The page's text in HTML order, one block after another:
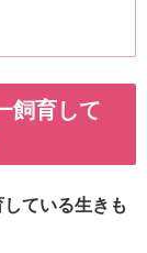
飼育して
ている生きも